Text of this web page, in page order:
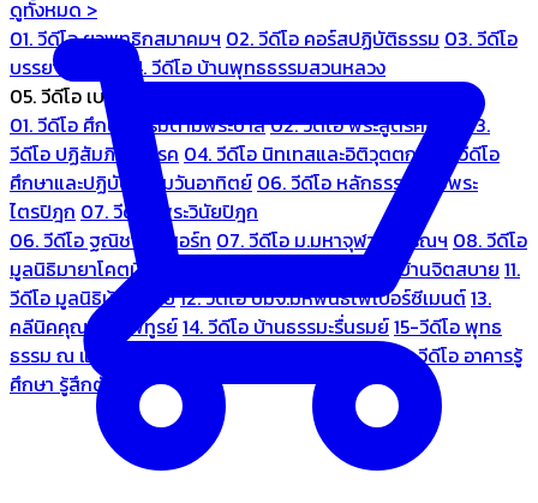
ดูทั้งหมด >
01. วีดีโอ ยุวพุทธิกสมาคมฯ 02. วีดีโอ คอร์สปฏิบัติธรรม 03. วีดีโอ
บรรยายทั่วไป
04. วีดีโอ บ้านพุทธธรรมสวนหลวง
05. วีดีโอ เบนซ์ทองหล่อ
01. วีดีโอ ศึกษาธรรมตามพระบาลี02. วีดีโอ พระสูตรศึกษา
03.
วีดีโอ ปฏิสัมภิทามรรค 04. วีดีโอ นิทเทสและอิติวุตตกะ
05. วีดีโอ
ศึกษาและปฏิบัติธรรมวันอาทิตย์ 06. วีดีโอ หลักธรรมตามพระ
ไตรปิฎก 07. วีดีโอ พระวินัยปิฎก
06. วีดีโอ ฐณิชาฌ์รีสอร์ท 07. วีดีโอ ม.มหาจุฬาลงกรณฯ 08. วีดีโอ
มูลนิธิมายาโคตมี
10. วีดีโอ บ้านจิตสบาย 11.
วีดีโอ มูลนิธิบ้านอารีย์12. วีดีโอ บมจ.มหพันธ์ไฟเบอร์ซีเมนต์13.
คลีนิคคุณหมอไพทูรย์14. วีดีโอ บ้านธรรมะรื่นรมย์15-วีดีโอ พุทธ
ธรรม ณ แดนพุทธภูมิ
19. วีดีโอ อาคารรู้
ศึกษา รู้สึกตัว